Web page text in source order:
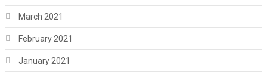
March 2021
February 2021
January 2021